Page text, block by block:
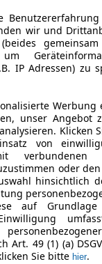
wir und
um
IP Adressen) zu
Werbung
unser Angebot
Klicken
von
oder
hinsichtlich
auf Grundlage
Art. 49 (1) (a)
Sie bitte hier.